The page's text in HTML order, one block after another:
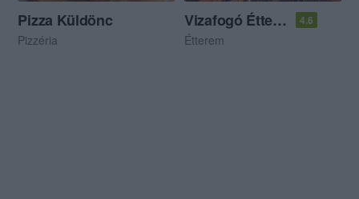
Pizza Küldönc
Pizzéria
Vizafogó Étterem 4.6
Étterem